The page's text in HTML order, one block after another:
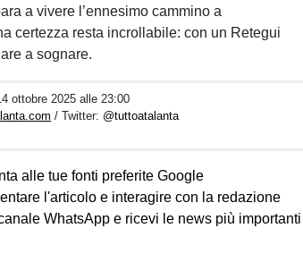
a vivere l’ennesimo cammino a
certezza resta incrollabile: con un Retegui
a sognare.
ottobre 2025 alle 23:00
/ Twitter: @tuttoatalanta
alle tue fonti preferite Google
l'articolo e interagire con la redazione
WhatsApp e ricevi le news più importanti